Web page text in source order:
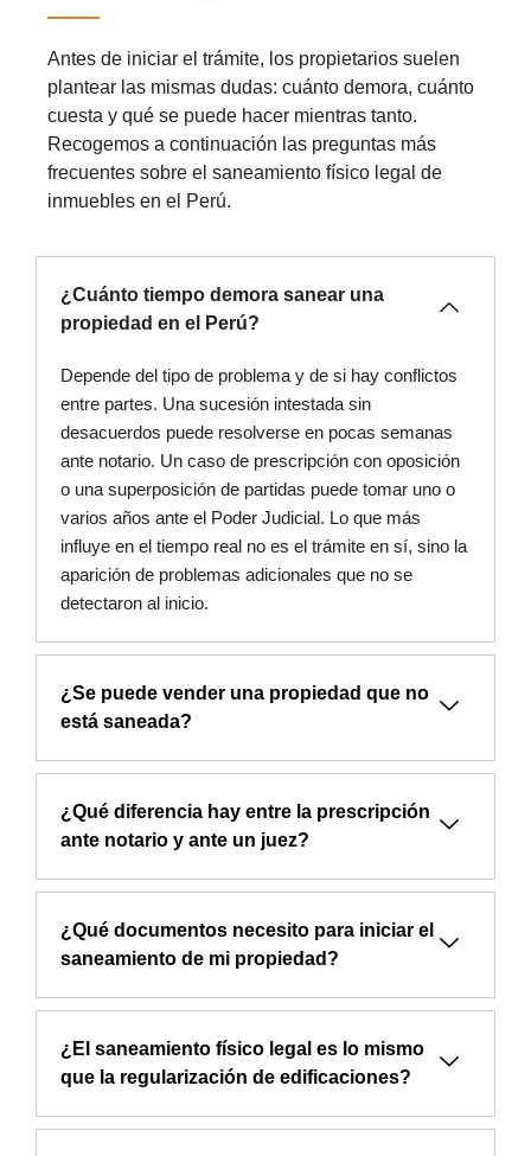
Antes de iniciar el trámite, los propietarios suelen
plantear las mismas dudas: cuánto demora, cuánto
cuesta y qué se puede hacer mientras tanto.
Recogemos a continuación las preguntas más
frecuentes sobre el saneamiento físico legal de
inmuebles en el Perú.
¿Cuánto tiempo demora sanear una
propiedad en el Perú?
Depende del tipo de problema y de si hay conflictos
entre partes. Una sucesión intestada sin
desacuerdos puede resolverse en pocas semanas
ante notario. Un caso de prescripción con oposición
o una superposición de partidas puede tomar uno o
varios años ante el Poder Judicial. Lo que más
influye en el tiempo real no es el trámite en sí, sino la
aparición de problemas adicionales que no se
detectaron al inicio.
¿Se puede vender una propiedad que no
está saneada?
¿Qué diferencia hay entre la prescripción
ante notario y ante un juez?
¿Qué documentos necesito para iniciar el
saneamiento de mi propiedad?
¿El saneamiento físico legal es lo mismo
que la regularización de edificaciones?